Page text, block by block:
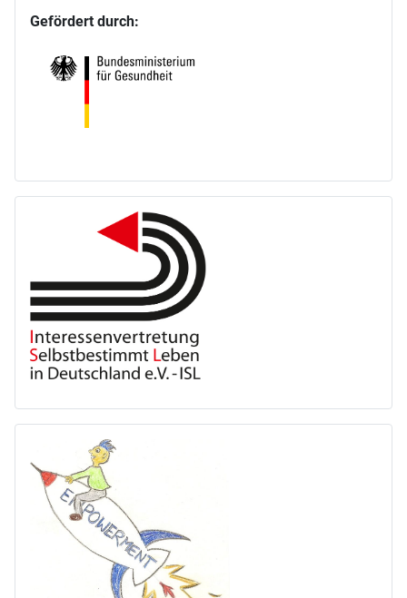
Gefördert durch: